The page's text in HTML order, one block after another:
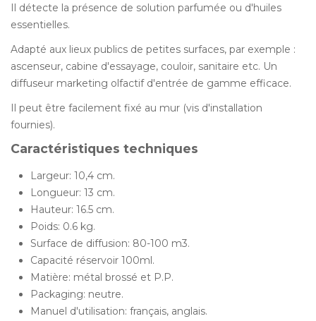
Il détecte la présence de solution parfumée ou d'huiles
essentielles.
Adapté aux lieux publics de petites surfaces, par exemple :
ascenseur, cabine d'essayage, couloir, sanitaire etc. Un
diffuseur marketing olfactif d'entrée de gamme efficace.
Il peut être facilement fixé au mur (vis d'installation
fournies).
Caractéristiques techniques
Largeur: 10,4 cm.
Longueur: 13 cm.
Hauteur: 16.5 cm.
Poids: 0.6 kg.
Surface de diffusion: 80-100 m3.
Capacité réservoir 100ml.
Matière: métal brossé et P.P.
Packaging: neutre.
Manuel d'utilisation: français, anglais.